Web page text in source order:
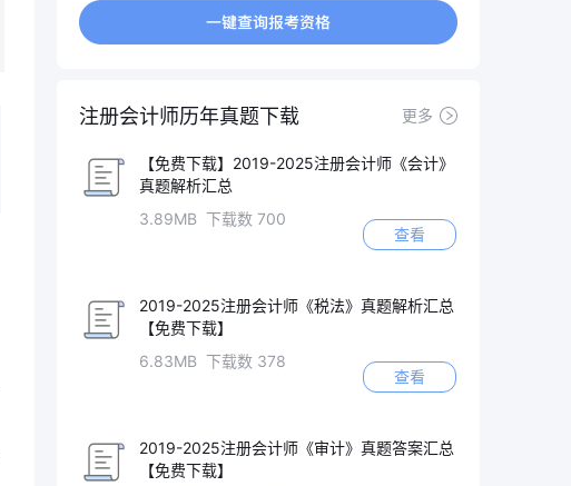
注册会计师历年真题下载 更多
【免费下载】2019-2025注册会计师《会计》
真题解析汇总
3.89MB 下载数 700
查看
2019-2025注册会计师《税法》真题解析汇总
【免费下载】
6.83MB 下载数 378
查看
2019-2025注册会计师《审计》真题答案汇总
【免费下载】